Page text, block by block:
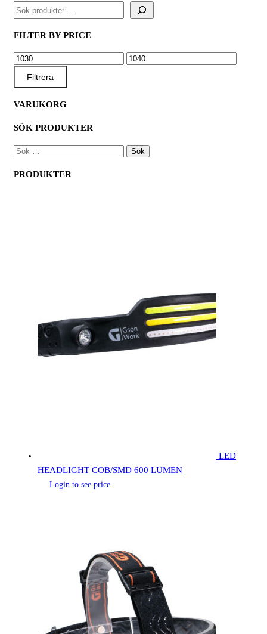
FILTER BY PRICE
MIN
PRIS
MAX
Filtrera
VARUKORG
SÖK PRODUKTER
SÖK
PRODUKTER
LED
HEADLIGHT COB/SMD 600 LUMEN
Login to see price